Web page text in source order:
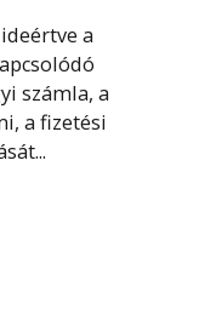
a
számla, a
a fizetési